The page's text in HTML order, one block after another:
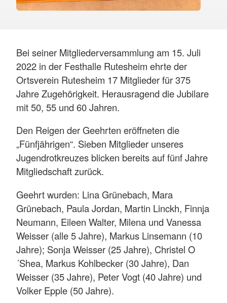
Bei seiner Mitgliederversammlung am 15. Juli
2022 in der Festhalle Rutesheim ehrte der
Ortsverein Rutesheim 17 Mitglieder für 375
Jahre Zugehörigkeit. Herausragend die Jubilare
mit 50, 55 und 60 Jahren.
Den Reigen der Geehrten eröffneten die
„Fünfjährigen“. Sieben Mitglieder unseres
Jugendrotkreuzes blicken bereits auf fünf Jahre
Mitgliedschaft zurück.
Geehrt wurden: Lina Grünebach, Mara
Grünebach, Paula Jordan, Martin Linckh, Finnja
Neumann, Eileen Walter, Milena und Vanessa
Weisser (alle 5 Jahre), Markus Linsemann (10
Jahre); Sonja Weisser (25 Jahre), Christel O
´Shea, Markus Kohlbecker (30 Jahre), Dan
Weisser (35 Jahre), Peter Vogt (40 Jahre) und
Volker Epple (50 Jahre).